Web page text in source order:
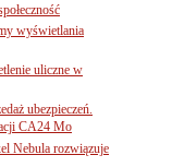
wyświetlania
uliczne w
ubezpieczeń.
CA24 Mo
Nebula rozwiązuje